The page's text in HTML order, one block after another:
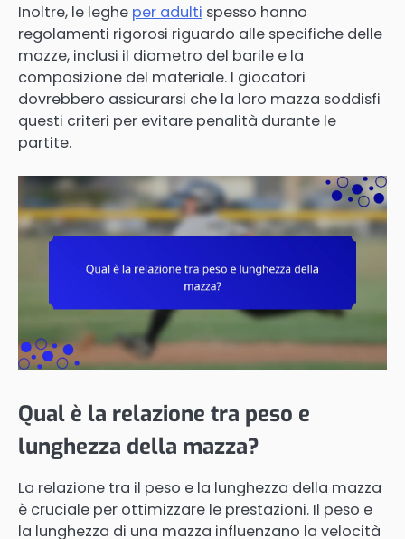
Inoltre, le leghe per adulti spesso hanno
regolamenti rigorosi riguardo alle specifiche delle
mazze, inclusi il diametro del barile e la
composizione del materiale. I giocatori
dovrebbero assicurarsi che la loro mazza soddisfi
questi criteri per evitare penalità durante le
partite.
Qual è la relazione tra peso e
lunghezza della mazza?
La relazione tra il peso e la lunghezza della mazza
è cruciale per ottimizzare le prestazioni. Il peso e
la lunghezza di una mazza influenzano la velocità